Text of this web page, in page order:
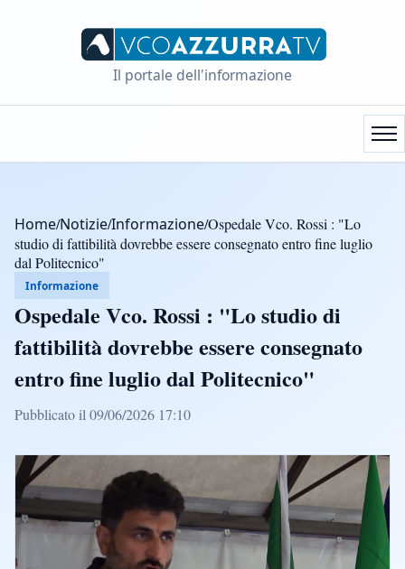
Il portale dell'informazione
Home/Notizie/Informazione/Ospedale Vco. Rossi : "Lo
studio di fattibilità dovrebbe essere consegnato entro fine luglio
dal Politecnico"
Informazione
Ospedale Vco. Rossi : "Lo studio di
fattibilità dovrebbe essere consegnato
entro fine luglio dal Politecnico"
Pubblicato il 09/06/2026 17:10